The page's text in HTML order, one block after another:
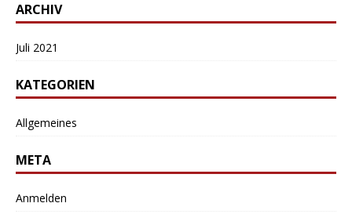
ARCHIV
Juli 2021
KATEGORIEN
Allgemeines
META
Anmelden